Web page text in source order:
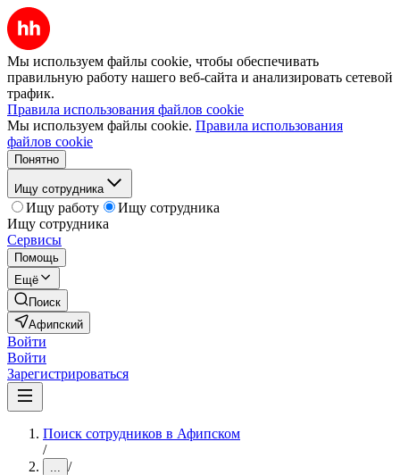
Мы используем файлы cookie, чтобы обеспечивать
правильную работу нашего веб-сайта и анализировать сетевой
трафик.
Правила использования файлов cookie
Мы используем файлы cookie. Правила использования
файлов cookie
Понятно
Ищу сотрудника
Ищу работу
Ищу сотрудника
Ищу сотрудника
Сервисы
Помощь
Ещё
Поиск
Афипский
Войти
Войти
Зарегистрироваться
Поиск сотрудников в Афипском
/
... /